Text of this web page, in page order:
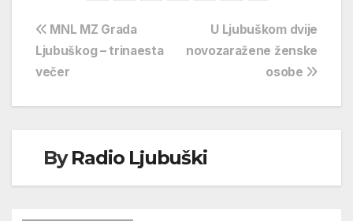
Navigacija
objava
U Ljubuškom dvije
novozaražene ženske
osobe
MNL MZ Grada
Ljubuškog – trinaesta
večer
ByRadio Ljubuški